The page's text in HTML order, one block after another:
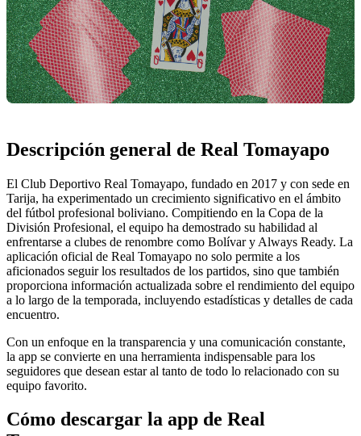
Descripción general de Real Tomayapo
El Club Deportivo Real Tomayapo, fundado en 2017 y con sede en
Tarija, ha experimentado un crecimiento significativo en el ámbito
del fútbol profesional boliviano. Compitiendo en la Copa de la
División Profesional, el equipo ha demostrado su habilidad al
enfrentarse a clubes de renombre como Bolívar y Always Ready. La
aplicación oficial de Real Tomayapo no solo permite a los
aficionados seguir los resultados de los partidos, sino que también
proporciona información actualizada sobre el rendimiento del equipo
a lo largo de la temporada, incluyendo estadísticas y detalles de cada
encuentro.
Con un enfoque en la transparencia y una comunicación constante,
la app se convierte en una herramienta indispensable para los
seguidores que desean estar al tanto de todo lo relacionado con su
equipo favorito.
Cómo descargar la app de Real